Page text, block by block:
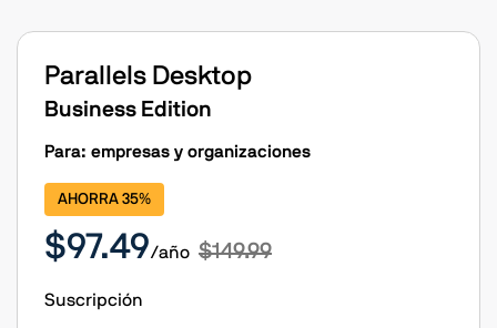
Parallels Desktop
Business Edition
Para: empresas y organizaciones
AHORRA 35%
$97.49/año $149.99
Suscripción